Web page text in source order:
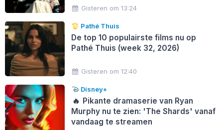
Gisteren om 13:24
Pathé Thuis
De top 10 populairste films nu op
Pathé Thuis (week 32, 2026)
Gisteren om 12:40
Disney+
🔥 Pikante dramaserie van Ryan
Murphy nu te zien: 'The Shards' vanaf
vandaag te streamen